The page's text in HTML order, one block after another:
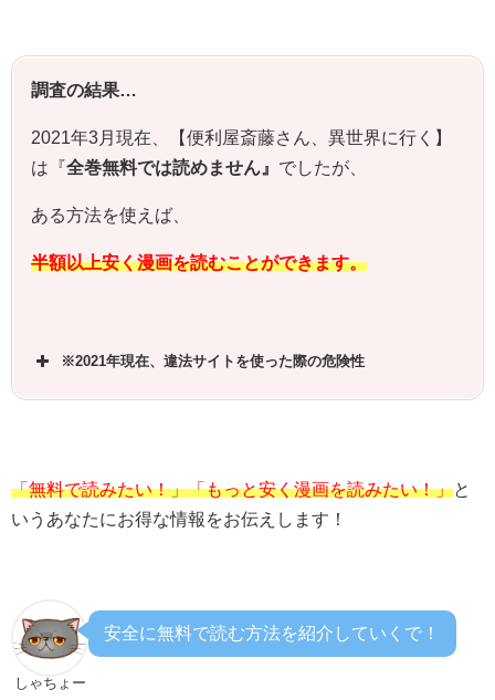
調査の結果…
2021年3月現在、【便利屋斎藤さん、異世界に行く】
は『全巻無料では読めません』 でしたが、
ある方法を使えば、
半額以上安く漫画を読むことができます。
※2021年現在、違法サイトを使った際の危険性
「無料で読みたい！」「もっと安く漫画を読みたい！」と
いうあなたにお得な情報をお伝えします！
しゃちょー
安全に無料で読む方法を紹介していくで！